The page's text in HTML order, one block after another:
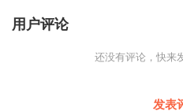
用户评论
还没有评论，快来
发表